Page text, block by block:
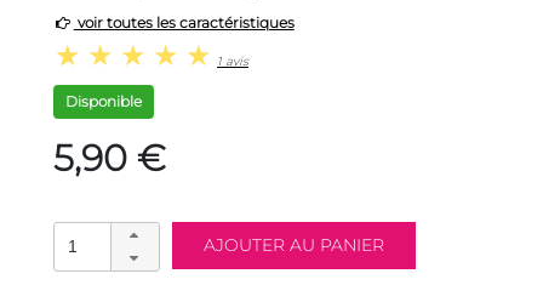
voir toutes les caractéristiques
1 avis
Disponible
5,90 €